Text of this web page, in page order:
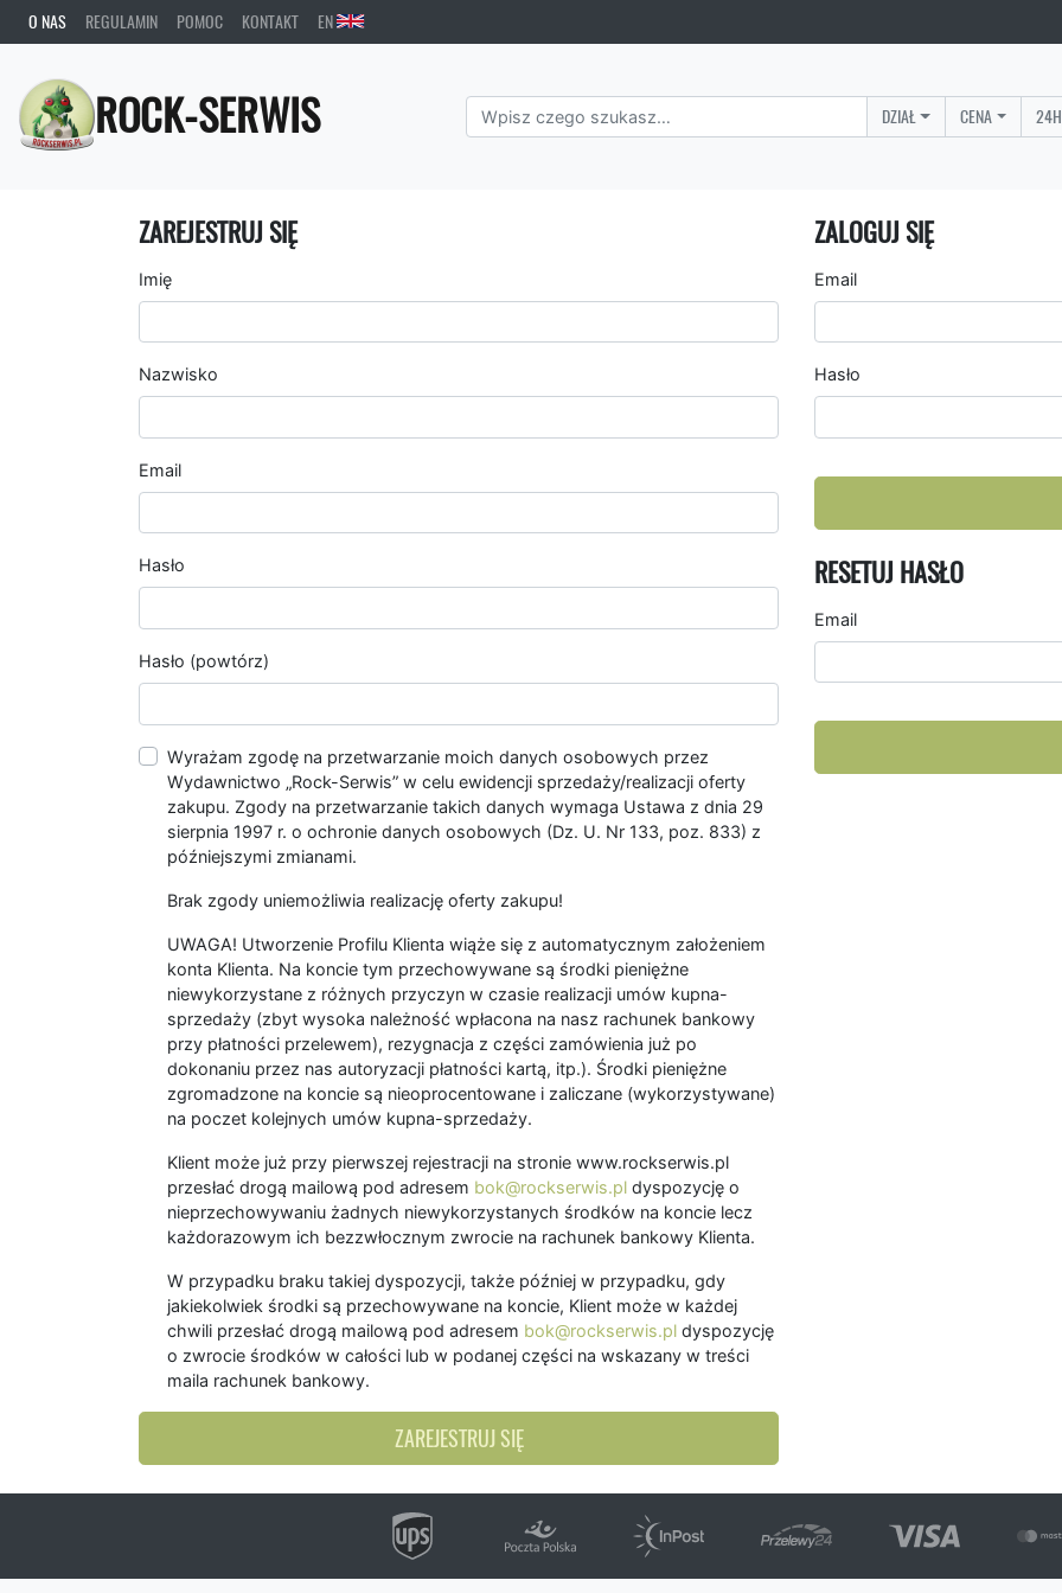
O NAS REGULAMIN POMOC KONTAKT EN
ROCK-SERWIS DZIAŁ CENA
ZAREJESTRUJ SIĘ
Imię
Nazwisko
Email
Hasło
Hasło (powtórz)
Wyrażam zgodę na przetwarzanie moich danych osobowych przez
Wydawnictwo „Rock-Serwis” w celu ewidencji sprzedaży/realizacji oferty
zakupu. Zgody na przetwarzanie takich danych wymaga Ustawa z dnia 29
sierpnia 1997 r. o ochronie danych osobowych (Dz. U. Nr 133, poz. 833) z
późniejszymi zmianami.
Brak zgody uniemożliwia realizację oferty zakupu!
UWAGA! Utworzenie Profilu Klienta wiąże się z automatycznym założeniem
konta Klienta. Na koncie tym przechowywane są środki pieniężne
niewykorzystane z różnych przyczyn w czasie realizacji umów kupna-
sprzedaży (zbyt wysoka należność wpłacona na nasz rachunek bankowy
przy płatności przelewem), rezygnacja z części zamówienia już po
dokonaniu przez nas autoryzacji płatności kartą, itp.). Środki pieniężne
zgromadzone na koncie są nieoprocentowane i zaliczane (wykorzystywane)
na poczet kolejnych umów kupna-sprzedaży.
Klient może już przy pierwszej rejestracji na stronie www.rockserwis.pl
przesłać drogą mailową pod adresem bok@rockserwis.pl dyspozycję o
nieprzechowywaniu żadnych niewykorzystanych środków na koncie lecz
każdorazowym ich bezzwłocznym zwrocie na rachunek bankowy Klienta.
W przypadku braku takiej dyspozycji, także później w przypadku, gdy
jakiekolwiek środki są przechowywane na koncie, Klient może w każdej
chwili przesłać drogą mailową pod adresem bok@rockserwis.pl dyspozycję
o zwrocie środków w całości lub w podanej części na wskazany w treści
maila rachunek bankowy.
ZAREJESTRUJ SIĘ
ZALOGUJ SIĘ
Email
Hasło
RESETUJ HASŁO
Email